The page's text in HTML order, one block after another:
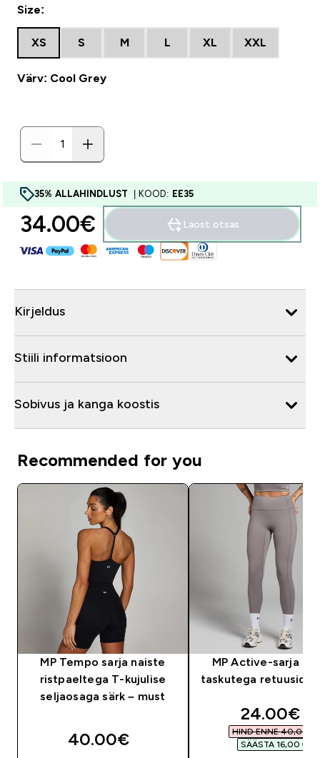
Size:
XS S M L XL XXL
Värv: Cool Grey
35% ALLAHINDLUST | KOOD: EE35
34.00€‎ Laost otsas
Kirjeldus
Stiili informatsioon
Sobivus ja kanga koostis
Recommended for you
MP Tempo sarja naiste
ristpaeltega T-kujulise
seljaosaga särk – must
40.00€‎
MP Active-sarja
taskutega retuusid –
24.00€‎
HIND ENNE 40,00 €‎
SÄÄSTA 16,00 €‎